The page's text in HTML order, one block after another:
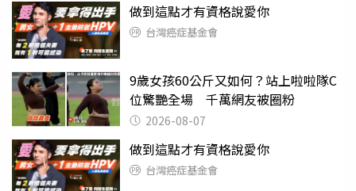
做到這點才有資格說愛你
台灣癌症基金會
9歲女孩60公斤又如何？站上啦啦隊C
位驚艷全場 千萬網友被圈粉
2026-08-07
做到這點才有資格說愛你
台灣癌症基金會